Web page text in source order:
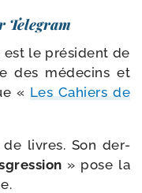
Telegram
est le pré­sident de
des méde­cins et
« Les Cahiers de
de livres. Son der­
» pose la